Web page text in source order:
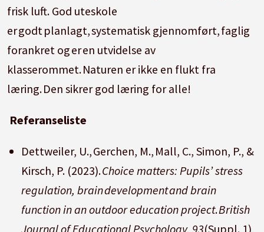
frisk luft. God uteskole
er godt planlagt, systematisk gjennomført, faglig
forankret og er en utvidelse av
klasserommet. Naturen er ikke en flukt fra
læring. Den sikrer god læring for alle!
Referanseliste
Dettweiler, U., Gerchen, M., Mall, C., Simon, P., &
Kirsch, P. (2023).Choice matters: Pupils’ stress
regulation, brain development and brain
function in an outdoor education project.British
Journal of Educational Psychology, 93(Suppl. 1),